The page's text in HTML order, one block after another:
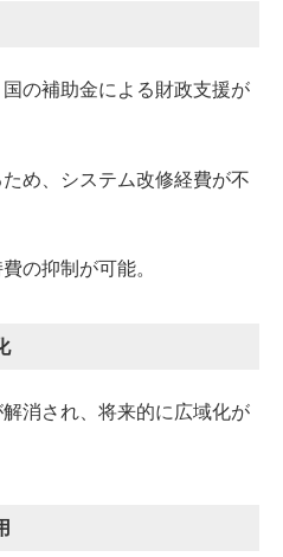
の補助金による財政支援が
め、システム改修経費が不
の抑制が可能。
消され、将来的に広域化が